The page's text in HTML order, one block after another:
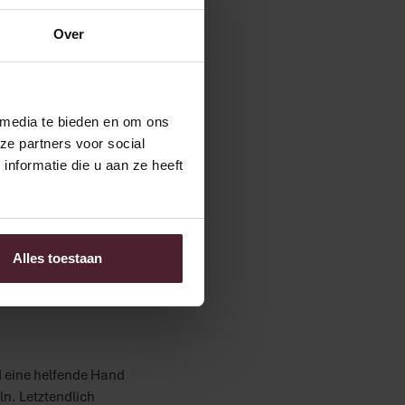
Over
te bieden en om ons
partners voor social
die u aan ze heeft
Alles toestaan
„Es gibt
und
und über ein
arbeiten dort
In dem Jahr, in dem
helfende Hand
Letztendlich